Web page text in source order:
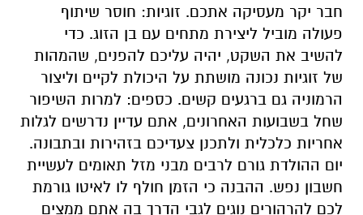
חבר יקר מעסיקה אתכם. זוגיות: חוסר שיתוף
פעולה מוביל ליצירת מתחים עם בן הזוג. כדי
להשיב את השקט, יהיה עליכם להפנים, שהמהות
של זוגיות נכונה מושתת על היכולת לקיים וליצור
הרמוניה גם ברגעים קשים. כספים: למרות השיפור
שחל בשבועות האחרונים, אתם עדיין נדרשים לגלות
אחריות כלכלית ולתכנן צעדיכם בזהירות ובתבונה.
יום ההולדת גורם לרבים מבני מזל תאומים לעשיית
חשבון נפש. ההבנה כי הזמן חולף לו לאיטו גורמת
לכם להרהורים נוגים לגבי הדרך בה אתם ממצים